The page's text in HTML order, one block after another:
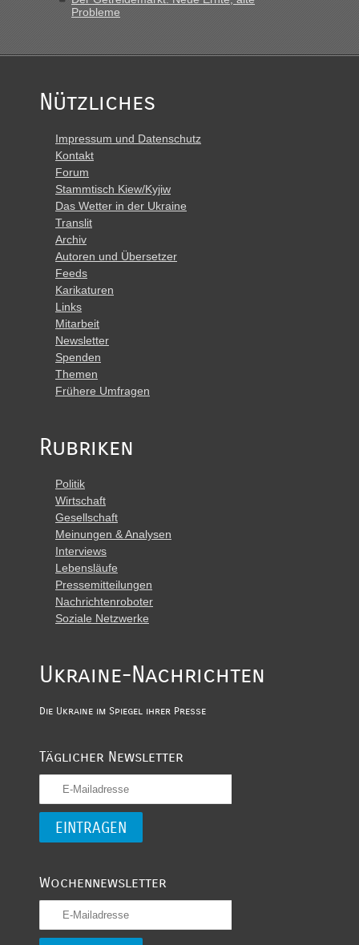
Probleme
Nützliches
Impressum und Datenschutz
Kontakt
Forum
Stammtisch Kiew/Kyjiw
Das Wetter in der Ukraine
Translit
Archiv
Autoren und Übersetzer
Feeds
Karikaturen
Links
Mitarbeit
Newsletter
Spenden
Themen
Frühere Umfragen
Rubriken
Politik
Wirtschaft
Gesellschaft
Meinungen & Analysen
Interviews
Lebensläufe
Pressemitteilungen
Nachrichtenroboter
Soziale Netzwerke
Ukraine-Nachrichten
Die Ukraine im Spiegel ihrer Presse
Täglicher Newsletter
Wochennewsletter